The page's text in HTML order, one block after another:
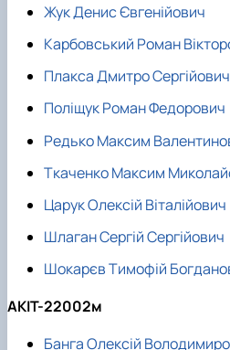
Жук Денис Євгенійович
Карбовський Роман
Плакса Дмитро Сергійович
Поліщук Роман Федорович
Редько Максим
Ткаченко Максим
Царук Олексій Віталійович
Шлаган Сергій Сергійович
Шокарєв Тимофій
АКІТ-22002м
Банга Олексій